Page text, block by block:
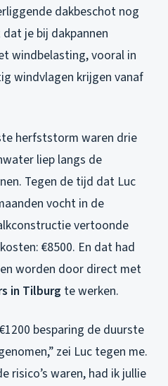
dakbeschot nog
je bij dakpannen
windbelasting, vooral in
windvlagen krijgen vanaf
herfststorm waren drie
liep langs de
Tegen de tijd dat Luc
vocht in de
vertoonde
€8500. En dat had
worden door direct met
in Tilburg te werken.
besparing de duurste
zei Luc tegen me.
risico’s waren, had ik jullie